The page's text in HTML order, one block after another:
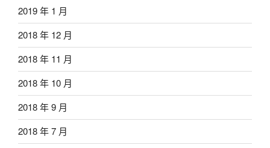
2019 年 1 月
2018 年 12 月
2018 年 11 月
2018 年 10 月
2018 年 9 月
2018 年 7 月